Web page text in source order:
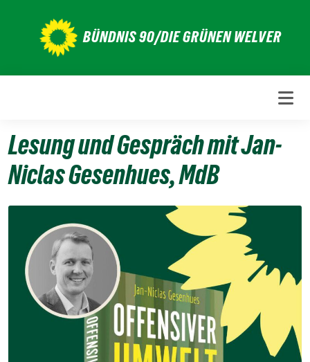
BÜNDNIS 90/DIE GRÜNEN WELVER
Lesung und Gespräch mit Jan-
Niclas Gesenhues, MdB